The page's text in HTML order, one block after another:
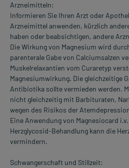
Arzneimitteln:
Informieren Sie Ihren Arzt oder
Arzneimittel anwenden, kürzlich
haben oder beabsichtigen, andere
Die Wirkung von Magnesium wird
parenterale Gabe von Calciumsalzen
Muskelrelaxantien vom Curaretyp
Magnesiumwirkung. Die gleichzeitige
Antibiotika sollte vermieden werden.
nicht gleichzeitig mit Barbituraten,
wegen des Risikos der
Eine Anwendung von Magnesiocard
Herzglycosid-Behandlung kann die
vermindern.
Schwangerschaft und Stillzeit: